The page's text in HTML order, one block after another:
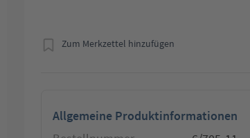
Zum Merkzettel hinzufügen
Allgemeine Produktinformationen